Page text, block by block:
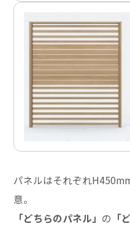
パネルはそれぞれ
意。
「どちらのパネル」 の 「